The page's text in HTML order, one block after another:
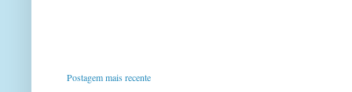
Postagem mais recente